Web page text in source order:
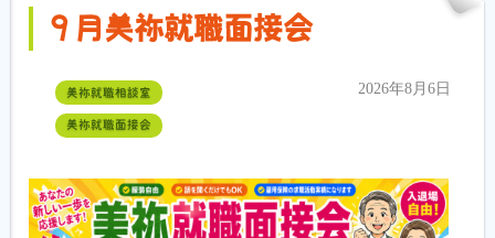
９月美祢就職面接会
美祢就職相談室
美祢就職面接会
2026年8月6日